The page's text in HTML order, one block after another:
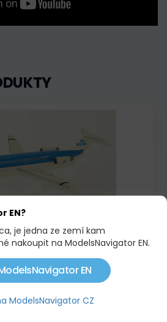
PPC
EN?
je jedna ze zemí kam
nakoupit na ModelsNavigator EN.
EN
ModelsNavigator CZ